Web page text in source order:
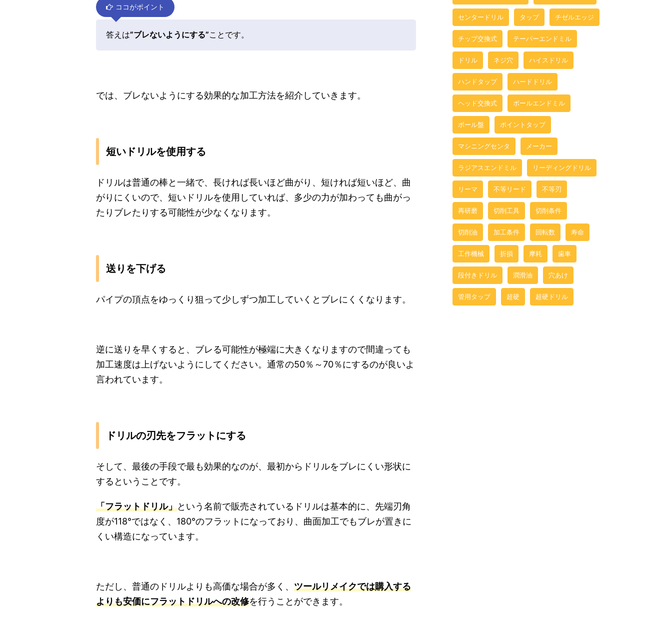
ココがポイント
答えは”ブレないようにする”ことです。
では、ブレないようにする効果的な加工方法を紹介していきます。
短いドリルを使用する
ドリルは普通の棒と一緒で、長ければ長いほど曲がり、短ければ短いほど、曲
がりにくいので、短いドリルを使用していれば、多少の力が加わっても曲がっ
たりブレたりする可能性が少なくなります。
送りを下げる
パイプの頂点をゆっくり狙って少しずつ加工していくとブレにくくなります。
逆に送りを早くすると、ブレる可能性が極端に大きくなりますので間違っても
加工速度は上げないようにしてください。通常の50％～70％にするのが良いよ
言われています。
ドリルの刃先をフラットにする
そして、最後の手段で最も効果的なのが、最初からドリルをブレにくい形状に
するということです。
「フラットドリル」という名前で販売されているドリルは基本的に、先端刃角
度が118°ではなく、180°のフラットになっており、曲面加工でもブレが置きに
くい構造になっています。
ただし、普通のドリルよりも高価な場合が多く、 ツールリメイクでは購入する
よりも安価にフラットドリルへの改修を行うことができます。
センタードリル タップ チゼルエッジ
チップ交換式 テーパーエンドミル
ドリル ネジ穴 ハイスドリル
ハンドタップ ハードドリル
ヘッド交換式 ボールエンドミル
ボール盤 ポイントタップ
マシニングセンタ メーカー
ラジアスエンドミル リーディングドリル
リーマ 不等リード 不等刃
再研磨 切削工具 切削条件
切削油 加工条件 回転数 寿命
工作機械 折損 摩耗 歯車
段付きドリル 潤滑油 穴あけ
管用タップ 超硬 超硬ドリル